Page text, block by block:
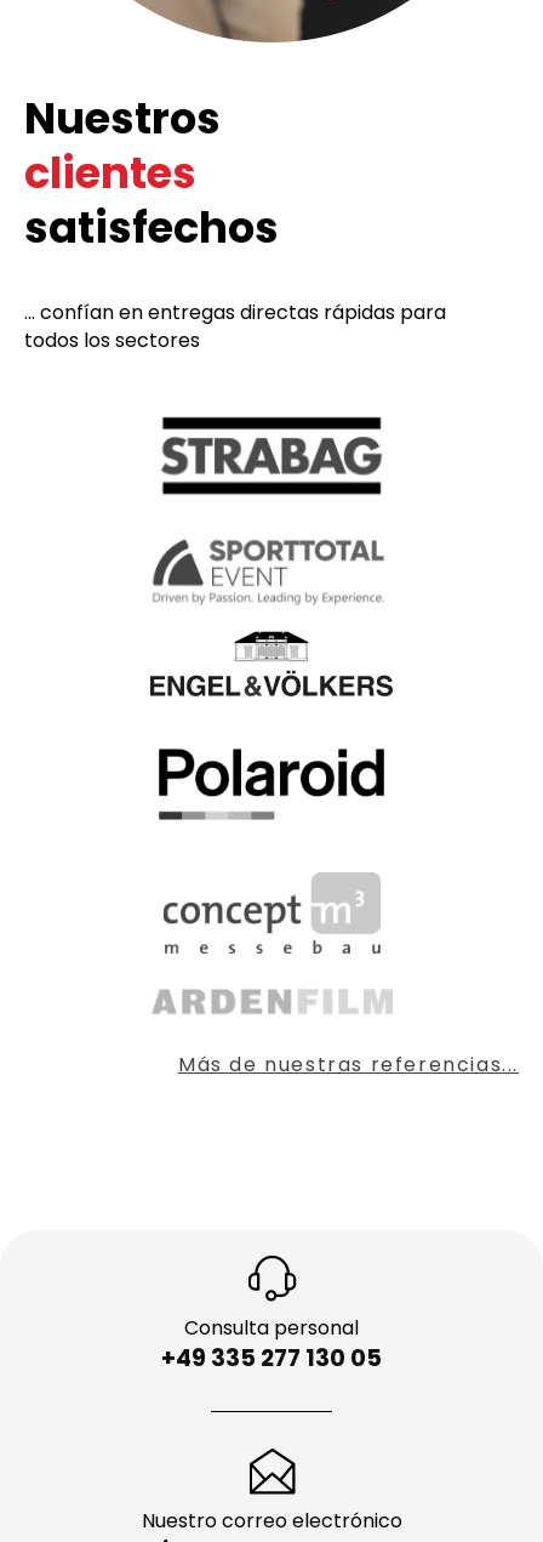
Nuestros
clientes
satisfechos
... confían en entregas directas rápidas para
todos los sectores
Más de nuestras referencias...
Consulta personal
+49 335 277 130 05
Nuestro correo electrónico